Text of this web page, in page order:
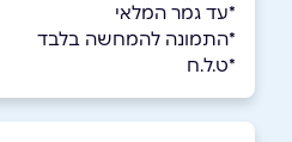
*עד גמר המלאי
*התמונה להמחשה בלבד
*ט.ל.ח